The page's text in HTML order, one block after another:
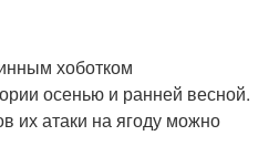
хоботком
осенью и ранней весной.
их атаки на ягоду можно